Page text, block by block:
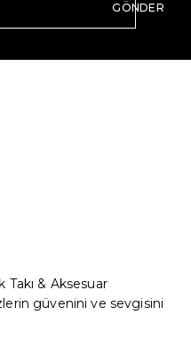
GÖNDER
Takı & Aksesuar
güvenini ve sevgisini